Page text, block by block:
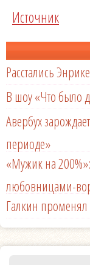
Источник
Расстались
В шоу «Что было
Авербух
периоде»
«Мужик на
любовницами-
Галкин променял